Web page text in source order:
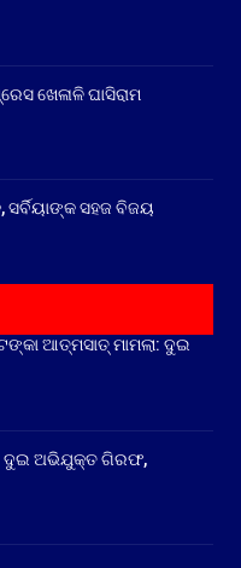
ଖେଳାଳି ଘାସିରାମ
ସହଜ ବିଜୟ
ଆତ୍ମସାତ୍ ମାମଲା: ଦୁଇ
ଦୁଇ ଅଭିଯୁକ୍ତ ଗିରଫ,